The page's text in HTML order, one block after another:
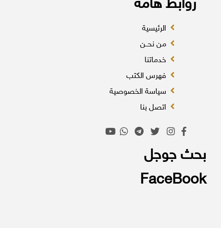
روابط هامة
الرئيسية
من نحــن
خدماتنا
فهرس الكتب
سياسة الخصوصية
اتصل بنا
بحث جوجل
FaceBook